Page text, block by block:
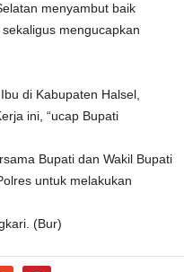
menyambut baik
mengucapkan
di Kabupaten Halsel,
ini, “ucap Bupati
Bupati dan Wakil Bupati
untuk melakukan
(Bur)